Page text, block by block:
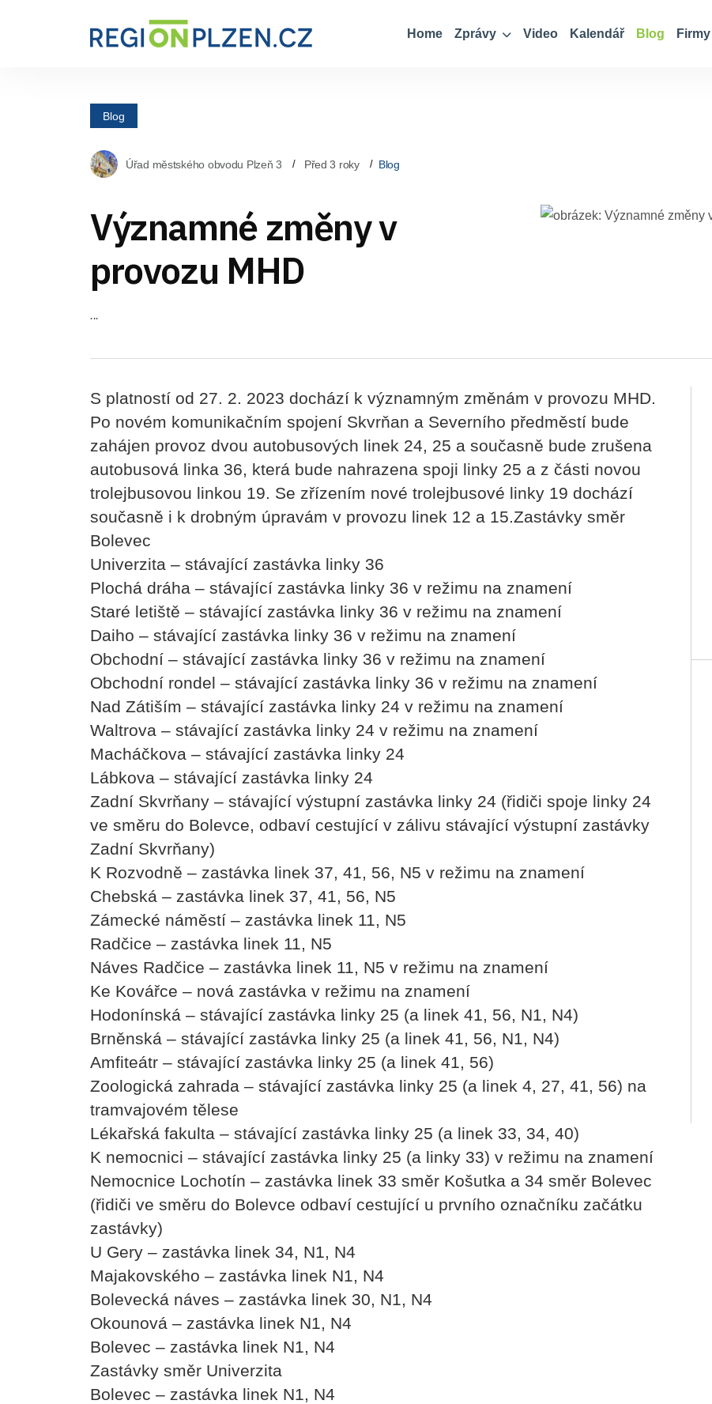
Home Zprávy Video Kalendář Blog Firmy
Blog
Úřad městského obvodu Plzeň 3 Před 3 roky Blog
Významné změny v
provozu MHD
...
S platností od 27. 2. 2023 dochází k významným změnám v provozu MHD.
Po novém komunikačním spojení Skvrňan a Severního předměstí bude
zahájen provoz dvou autobusových linek 24, 25 a současně bude zrušena
autobusová linka 36, která bude nahrazena spoji linky 25 a z části novou
trolejbusovou linkou 19. Se zřízením nové trolejbusové linky 19 dochází
současně i k drobným úpravám v provozu linek 12 a 15.Zastávky směr
Bolevec
Univerzita – stávající zastávka linky 36
Plochá dráha – stávající zastávka linky 36 v režimu na znamení
Staré letiště – stávající zastávka linky 36 v režimu na znamení
Daiho – stávající zastávka linky 36 v režimu na znamení
Obchodní – stávající zastávka linky 36 v režimu na znamení
Obchodní rondel – stávající zastávka linky 36 v režimu na znamení
Nad Zátiším – stávající zastávka linky 24 v režimu na znamení
Waltrova – stávající zastávka linky 24 v režimu na znamení
Macháčkova – stávající zastávka linky 24
Lábkova – stávající zastávka linky 24
Zadní Skvrňany – stávající výstupní zastávka linky 24 (řidiči spoje linky 24
ve směru do Bolevce, odbaví cestující v zálivu stávající výstupní zastávky
Zadní Skvrňany)
K Rozvodně – zastávka linek 37, 41, 56, N5 v režimu na znamení
Chebská – zastávka linek 37, 41, 56, N5
Zámecké náměstí – zastávka linek 11, N5
Radčice – zastávka linek 11, N5
Náves Radčice – zastávka linek 11, N5 v režimu na znamení
Ke Kovářce – nová zastávka v režimu na znamení
Hodonínská – stávající zastávka linky 25 (a linek 41, 56, N1, N4)
Brněnská – stávající zastávka linky 25 (a linek 41, 56, N1, N4)
Amfiteátr – stávající zastávka linky 25 (a linek 41, 56)
Zoologická zahrada – stávající zastávka linky 25 (a linek 4, 27, 41, 56) na
tramvajovém tělese
Lékařská fakulta – stávající zastávka linky 25 (a linek 33, 34, 40)
K nemocnici – stávající zastávka linky 25 (a linky 33) v režimu na znamení
Nemocnice Lochotín – zastávka linek 33 směr Košutka a 34 směr Bolevec
(řidiči ve směru do Bolevce odbaví cestující u prvního označníku začátku
zastávky)
U Gery – zastávka linek 34, N1, N4
Majakovského – zastávka linek N1, N4
Bolevecká náves – zastávka linek 30, N1, N4
Okounová – zastávka linek N1, N4
Bolevec – zastávka linek N1, N4
Zastávky směr Univerzita
Bolevec – zastávka linek N1, N4